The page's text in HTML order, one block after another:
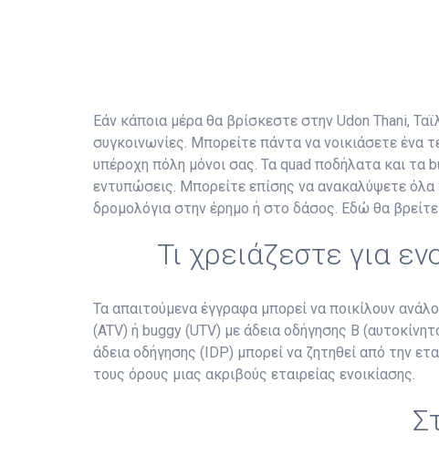
Εάν κάποια μέρα θα βρίσκεστε στην Udon Thani,
συγκοινωνίες. Μπορείτε πάντα να νοικιάσετε ένα
υπέροχη πόλη μόνοι σας. Τα quad ποδήλατα και τα
εντυπώσεις. Μπορείτε επίσης να ανακαλύψετε
δρομολόγια στην έρημο ή στο δάσος. Εδώ θα βρείτε
Τι χρειάζεστε για
Τα απαιτούμενα έγγραφα μπορεί να ποικίλουν
(ATV) ή buggy (UTV) με άδεια οδήγησης B
άδεια οδήγησης (IDP) μπορεί να ζητηθεί από την
τους όρους μιας ακριβούς εταιρείας ενοικίασης.